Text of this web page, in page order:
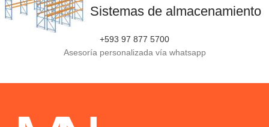
Sistemas de almacenamiento
+593 97 877 5700
Asesoría personalizada vía whatsapp